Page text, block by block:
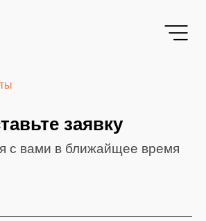
в ближайщее время